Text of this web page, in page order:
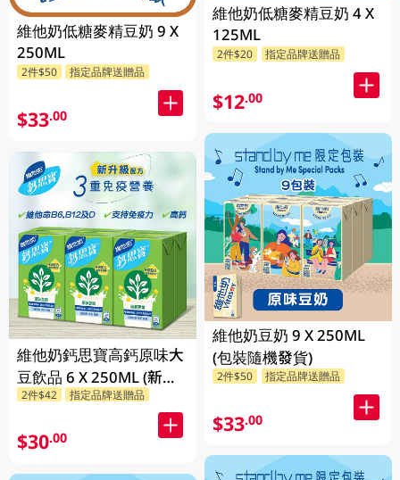
維他奶低糖麥精豆奶 9 X
250ML
2件$50 指定品牌送贈品
$33.00
維他奶鈣思寶高鈣原味大
豆飲品 6 X 250ML (新舊
包裝隨機發貨) 6 X
2件$42 指定品牌送贈品
$30.00
維他奶低糖麥精豆奶 4 X
125ML
2件$20 指定品牌送贈品
$12.00
維他奶豆奶 9 X 250ML
(包裝隨機發貨)
2件$50 指定品牌送贈品
$33.00